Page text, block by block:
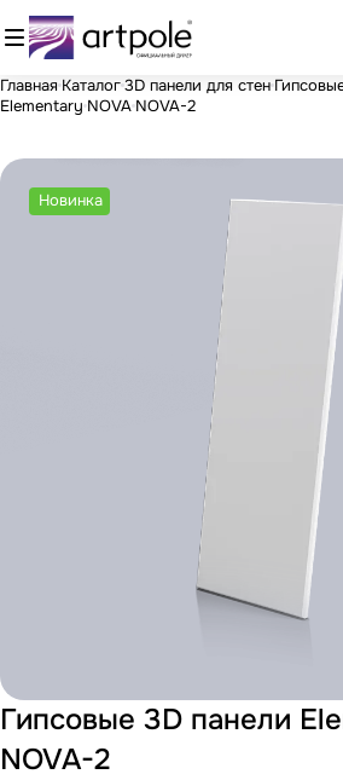
Главная Каталог3D панели для стен
Elementary NOVA NOVA-2
Новинка
Гипсовые 3D панели
NOVA-2